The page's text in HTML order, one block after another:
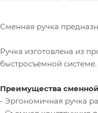
Сменная ручка
Ручка изготовлена из
быстросъёмной системе.
Преимущества
- Эргономичная ручка